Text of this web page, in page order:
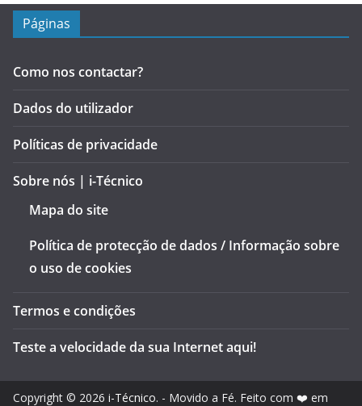
Páginas
Como nos contactar?
Dados do utilizador
Políticas de privacidade
Sobre nós | i-Técnico
Mapa do site
Política de protecção de dados / Informação sobre
o uso de cookies
Termos e condições
Teste a velocidade da sua Internet aqui!
Copyright © 2026 i-Técnico. - Movido a Fé. Feito com ❤️ em